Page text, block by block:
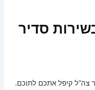
סדיר
צה"ל קיפל אתכם לתוכם.